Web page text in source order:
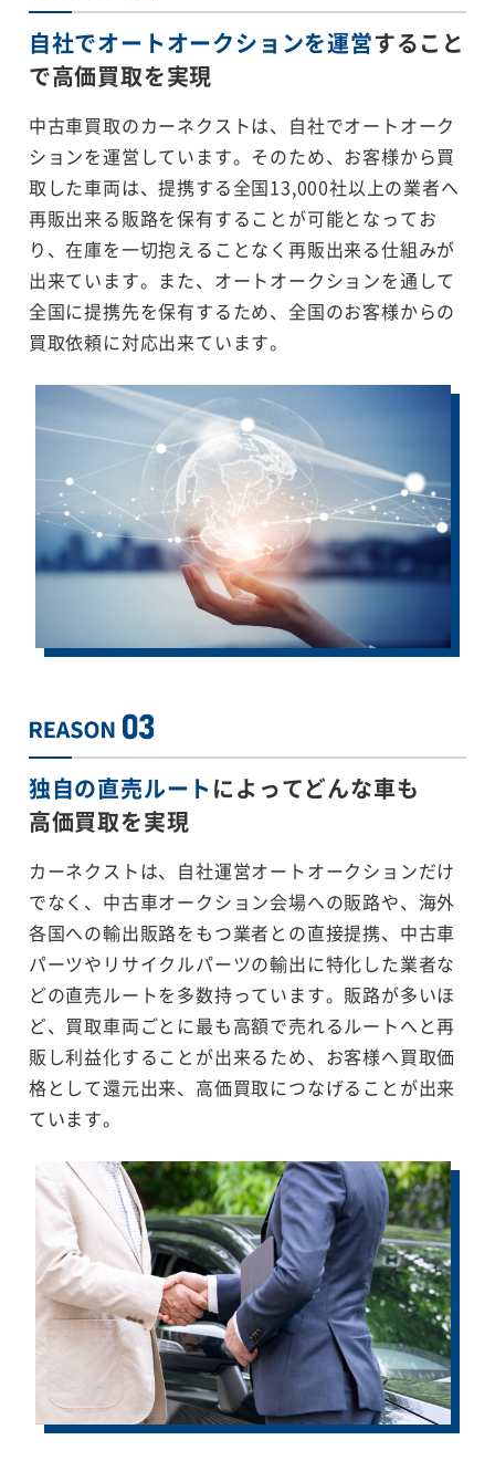
自社でオートオークションを運営すること
で高価買取を実現
中古車買取のカーネクストは、自社でオートオーク
ションを運営しています。そのため、お客様から買
取した車両は、提携する全国13,000社以上の業者へ
再販出来る販路を保有することが可能となってお
り、在庫を一切抱えることなく再販出来る仕組みが
出来ています。また、オートオークションを通して
全国に提携先を保有するため、全国のお客様からの
買取依頼に対応出来ています。
独自の直売ルートによってどんな車も
高価買取を実現
カーネクストは、自社運営オートオークションだけ
でなく、中古車オークション会場への販路や、海外
各国への輸出販路をもつ業者との直接提携、中古車
パーツやリサイクルパーツの輸出に特化した業者な
どの直売ルートを多数持っています。販路が多いほ
ど、買取車両ごとに最も高額で売れるルートへと再
販し利益化することが出来るため、お客様へ買取価
格として還元出来、高価買取につなげることが出来
ています。